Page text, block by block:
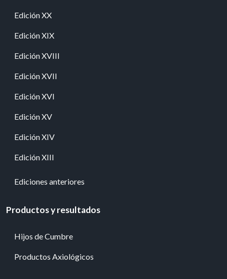
Edición XX
Edición XIX
Edición XVIII
Edición XVII
Edición XVI
Edición XV
Edición XIV
Edición XIII
Ediciones anteriores
Productos y resultados
Hijos de Cumbre
Productos Axiológicos